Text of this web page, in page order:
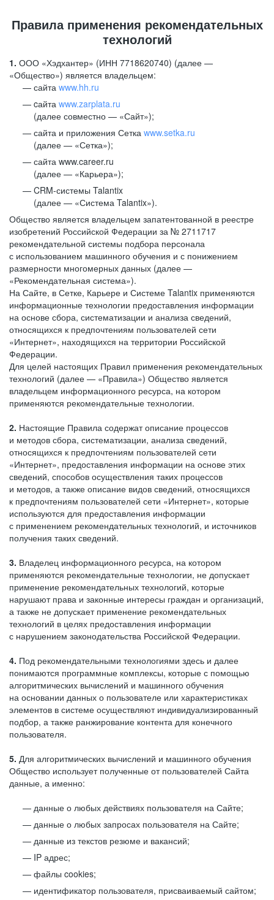
Правила применения рекомендательных
технологий
1. ООО «Хэдхантер» (ИНН 7718620740) (далее —
«Общество») является владельцем:
сайта www.hh.ru
cайта www.zarplata.ru
(далее совместно — «Сайт»);
сайта и приложения Сетка www.setka.ru
(далее — «Сетка»);
сайта www.career.ru
(далее — «Карьера»);
CRM-системы Talantix
(далее — «Система Talantix»).
Общество является владельцем запатентованной в реестре
изобретений Российской Федерации за № 2711717
рекомендательной системы подбора персонала
с использованием машинного обучения и с понижением
размерности многомерных данных (далее —
«Рекомендательная система»).
На Сайте, в Сетке, Карьере и Системе Talantix применяются
информационные технологии предоставления информации
на основе сбора, систематизации и анализа сведений,
относящихся к предпочтениям пользователей сети
«Интернет», находящихся на территории Российской
Федерации.
Для целей настоящих Правил применения рекомендательных
технологий (далее — «Правила») Общество является
владельцем информационного ресурса, на котором
применяются рекомендательные технологии.
2. Настоящие Правила содержат описание процессов
и методов сбора, систематизации, анализа сведений,
относящихся к предпочтениям пользователей сети
«Интернет», предоставления информации на основе этих
сведений, способов осуществления таких процессов
и методов, а также описание видов сведений, относящихся
к предпочтениям пользователей сети «Интернет», которые
используются для предоставления информации
с применением рекомендательных технологий, и источников
получения таких сведений.
3. Владелец информационного ресурса, на котором
применяются рекомендательные технологии, не допускает
применение рекомендательных технологий, которые
нарушают права и законные интересы граждан и организаций,
а также не допускает применение рекомендательных
технологий в целях предоставления информации
с нарушением законодательства Российской Федерации.
4. Под рекомендательными технологиями здесь и далее
понимаются программные комплексы, которые с помощью
алгоритмических вычислений и машинного обучения
на основании данных о пользователе или характеристиках
элементов в системе осуществляют индивидуализированный
подбор, а также ранжирование контента для конечного
пользователя.
5. Для алгоритмических вычислений и машинного обучения
Общество использует полученные от пользователей Сайта
данные, а именно:
данные о любых действиях пользователя на Сайте;
данные о любых запросах пользователя на Сайте;
данные из текстов резюме и вакансий;
IP адрес;
файлы cookies;
идентификатор пользователя, присваиваемый сайтом;